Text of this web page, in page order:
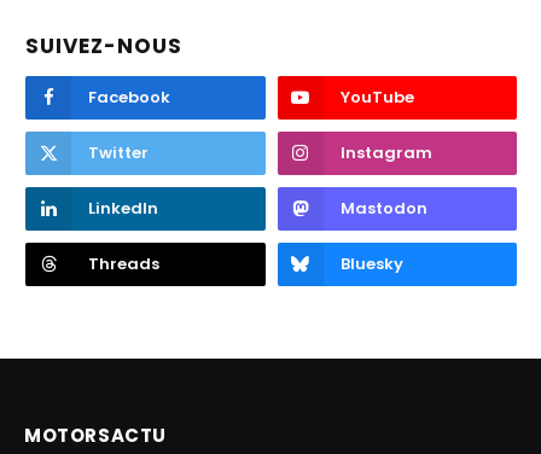
SUIVEZ-NOUS
Facebook YouTube
Twitter Instagram
LinkedIn Mastodon
Threads Bluesky
MOTORSACTU